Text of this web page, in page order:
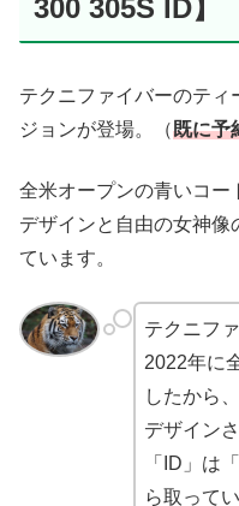
300 305S ID】
テクニファイバーのティ
ジョンが登場。（既に予
全米オープンの青いコー
デザインと自由の女神
ています。
テクニフ
2022年に
したから
デザイン
「ID」は
ら取って